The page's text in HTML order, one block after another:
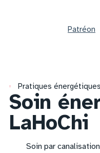
Patréon
Pratiques énergétiques
Soin
LaHoChi
Soin par